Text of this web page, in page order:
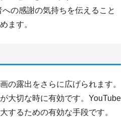
の感謝の気持ちを伝えること
ます。
の露出をさらに広げられます。
大切な時に有効です。YouTube
するための有効な手段です。